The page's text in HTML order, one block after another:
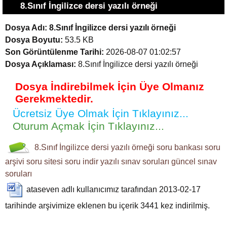
8.Sınıf İngilizce dersi yazılı örneği
Dosya Adı: 8.Sınıf İngilizce dersi yazılı örneği
Dosya Boyutu: 53.5 KB
Son Görüntülenme Tarihi: 2026-08-07 01:02:57
Dosya Açıklaması: 8.Sınıf İngilizce dersi yazılı örneği
Dosya İndirebilmek İçin Üye Olmanız
Gerekmektedir.
Ücretsiz Üye Olmak İçin Tıklayınız...
Oturum Açmak İçin Tıklayınız...
8.Sınıf İngilizce dersi yazılı örneği soru bankası soru
arşivi soru sitesi soru indir yazılı sınav soruları güncel sınav
soruları
ataseven adlı kullanıcımız tarafından 2013-02-17
tarihinde arşivimize eklenen bu içerik 3441 kez indirilmiş.